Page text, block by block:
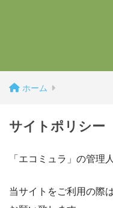
ホーム
サイトポリシー
「エコミュラ」の管理
当サイトをご利用の際